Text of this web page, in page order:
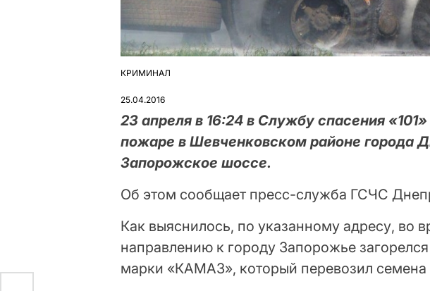
ОПУБЛІКУВАТИ
КРИМИНАЛ
25.04.2016
23 апреля в 16:24 в Службу спасения
пожаре в Шевченковском районе города
Запорожское шоссе.
Об этом сообщает пресс-служба ГСЧС
Как выяснилось, по указанному адресу, во
направлению к городу Запорожье
марки «КАМАЗ», который перевозил семена